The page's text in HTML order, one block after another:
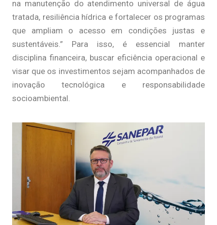
na manutenção do atendimento universal de água
tratada, resiliência hídrica e fortalecer os programas
que ampliam o acesso em condições justas e
sustentáveis.” Para isso, é essencial manter
disciplina financeira, buscar eficiência operacional e
visar que os investimentos sejam acompanhados de
inovação tecnológica e responsabilidade
socioambiental.